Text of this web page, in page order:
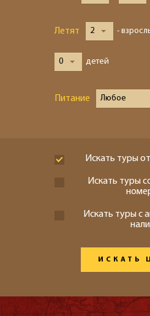
Летят 2 -
0 детей
Питание Любое
Искать туры
Искать туры
Искать туры с
ИСКАТЬ